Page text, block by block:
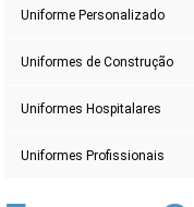
Uniforme Personalizado
Uniformes de Construção
Uniformes Hospitalares
Uniformes Profissionais